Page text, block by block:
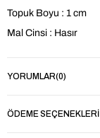
Topuk Boyu : 1 cm
Mal Cinsi : Hasır
YORUMLAR(0)
ÖDEME SEÇENEKLERI